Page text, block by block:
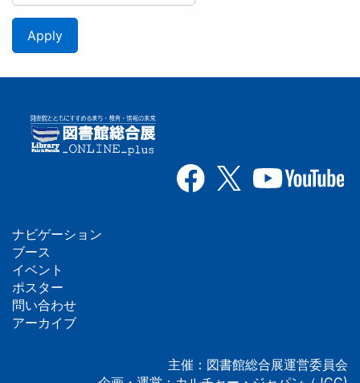
Apply
フ
ッ
タ
ナビゲーション
ブース
イベント
ポスター
問い合わせ
アーカイブ
主催：図書館総合展運営委員会